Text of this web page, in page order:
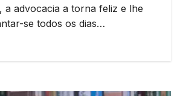
a advocacia a torna feliz e lhe
se todos os dias…